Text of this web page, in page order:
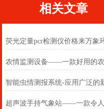
相关文章